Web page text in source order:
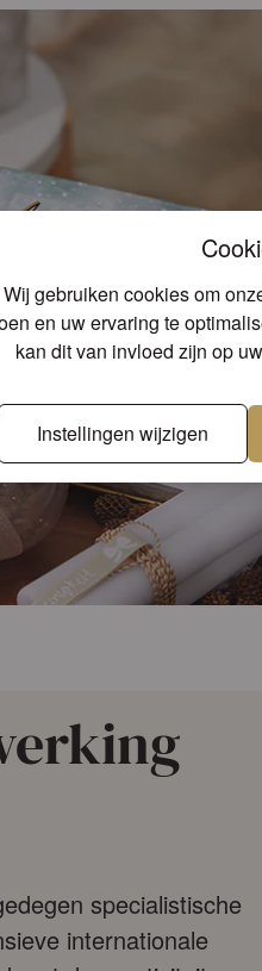
Wij gebruiken cookies om
en uw ervaring te
kan dit van invloed zijn op
Instellingen wijzigen
specialistische
internationale